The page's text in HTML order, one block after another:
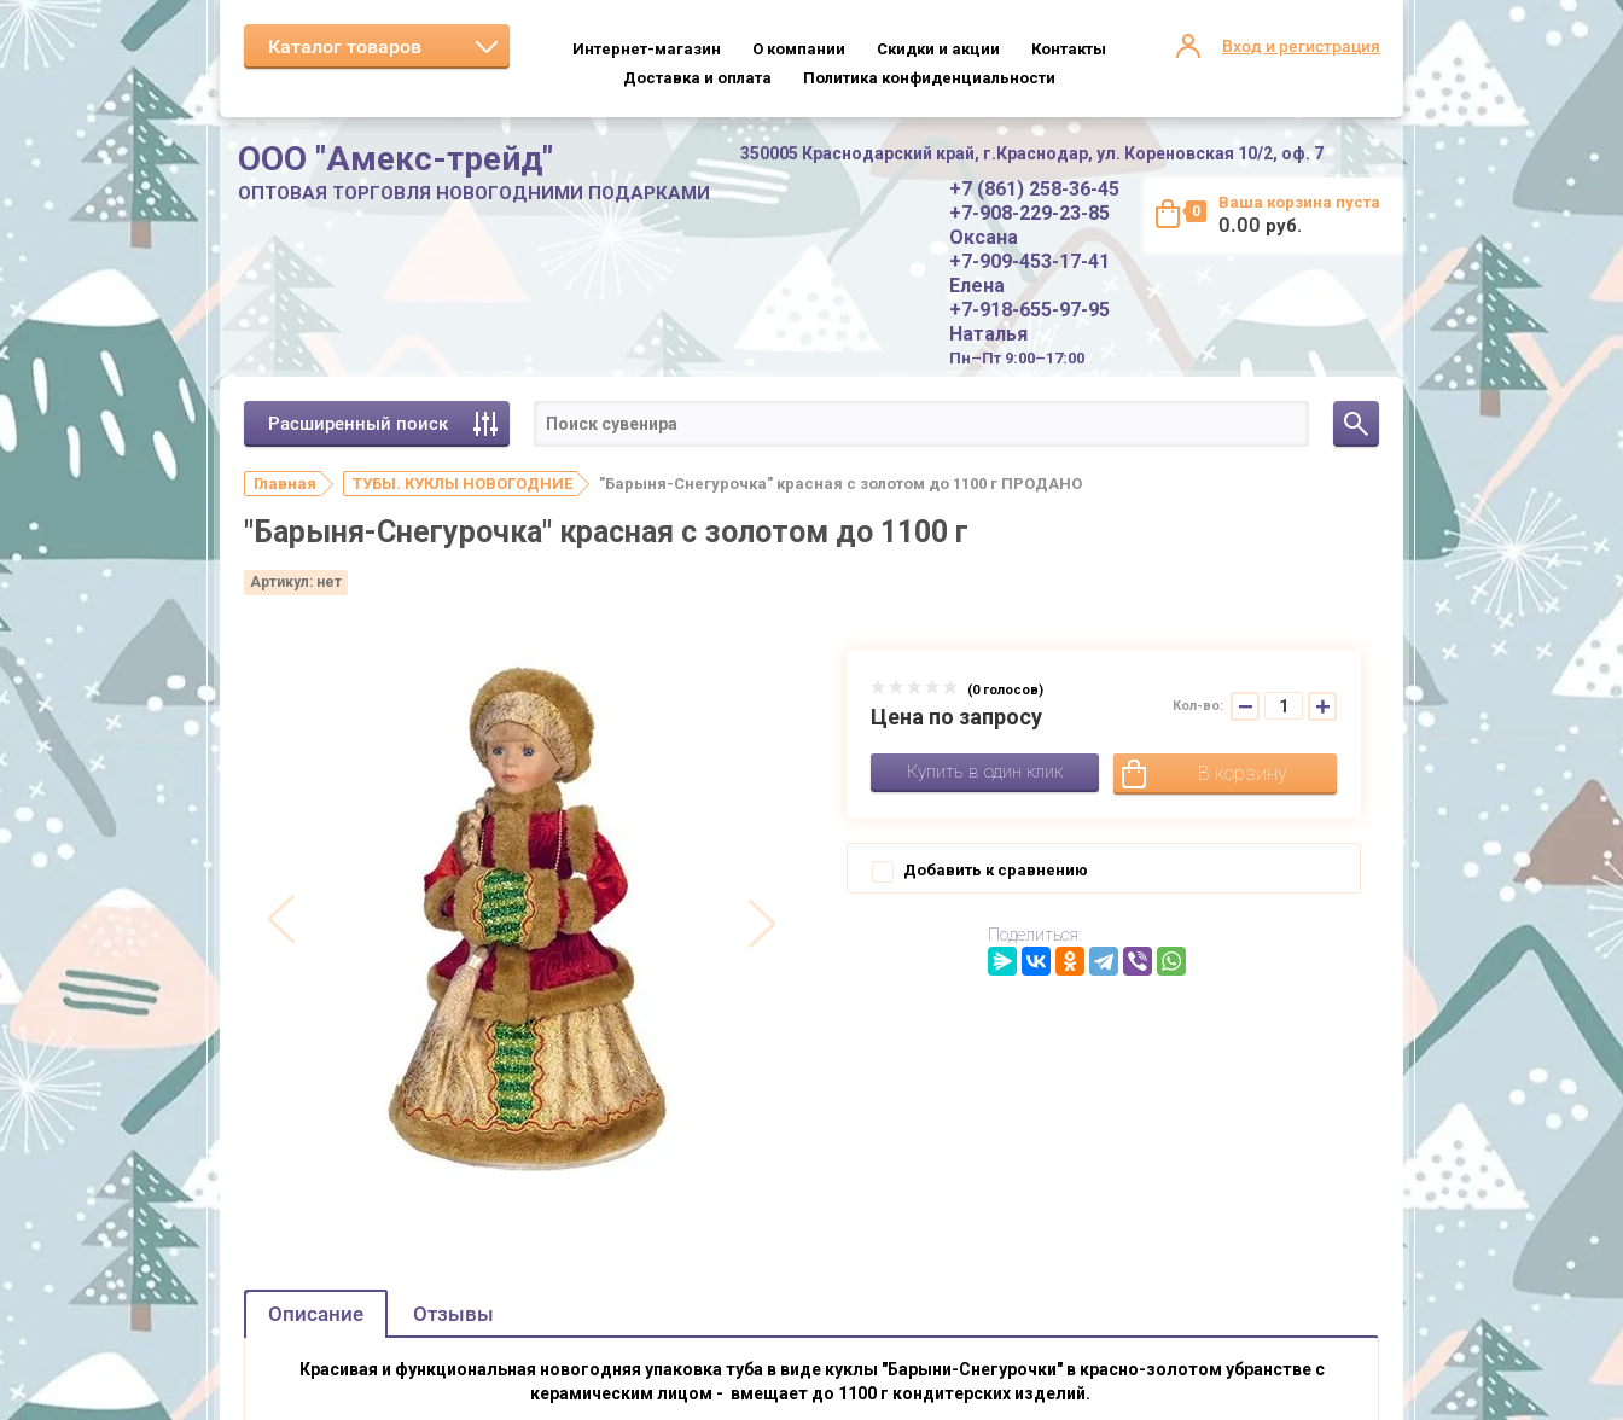
Каталог товаров Вход и регистрация
Интернет-магазин О компании Скидки и акции
Контакты
Доставка и оплата
Политика конфиденциальности
ООО "Амекс-трейд"
ОПТОВАЯ ТОРГОВЛЯ НОВОГОДНИМИ ПОДАРКАМИ
350005 Краснодарский край, г.Краснодар, ул. Кореновская 10/2, оф. 7
0 Ваша корзина пуста
0.00 руб.
+7 (861) 258-36-45
+7-908-229-23-85
Оксана
+7-909-453-17-41
Елена
+7-918-655-97-95
Наталья
Пн–Пт 9:00–17:00
Расширенный поиск
Главная ТУБЫ. КУКЛЫ НОВОГОДНИЕ "Барыня-Снегурочка" красная с золотом до 1100 г ПРОДАНО
"Барыня-Снегурочка" красная с золотом до 1100 г
Артикул: нет
(0 голосов)
Цена по запросу Кол-во: − +
Купить в один клик В корзину
Добавить к сравнению
Поделиться:
Описание Отзывы
Красивая и функциональная новогодняя упаковка туба в виде куклы "Барыни-Снегурочки" в красно-золотом убранстве с
керамическим лицом - вмещает до 1100 г кондитерских изделий.